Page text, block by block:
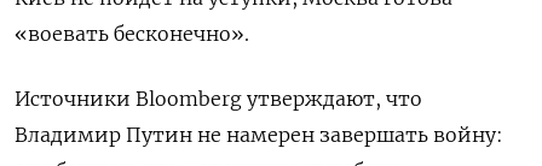
«воевать бесконечно».
Источники Bloomberg утверждают, что
Владимир Путин не намерен завершать войну: